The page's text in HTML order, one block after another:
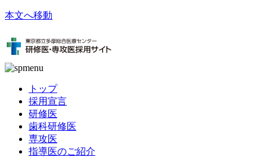
本文へ移動
トップ
採用宣言
研修医
歯科研修医
専攻医
指導医のご紹介